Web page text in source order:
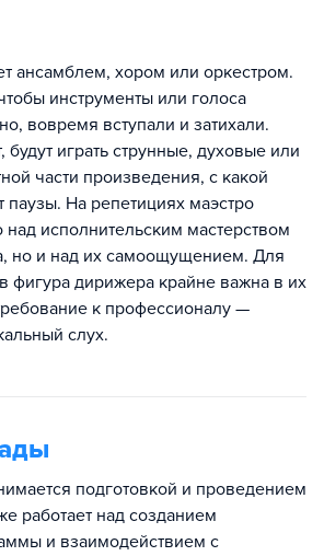
ансамблем, хором или оркестром.
инструменты или голоса
вовремя вступали и затихали.
играть струнные, духовые или
части произведения, с какой
паузы. На репетициях маэстро
над исполнительским мастерством
но и над их самоощущением. Для
фигура дирижера крайне важна в их
к профессионалу —
слух.
подготовкой и проведением
работает над созданием
и взаимодействием с